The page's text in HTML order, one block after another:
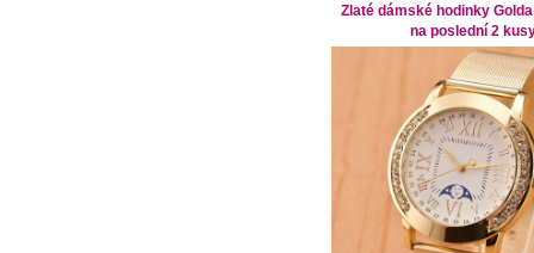
Zlaté dámské hodinky
na poslední 2